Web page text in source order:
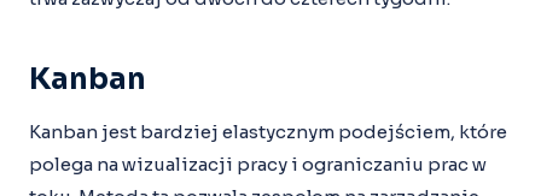
Kanban
Kanban jest bardziej elastycznym podejściem, które
polega na wizualizacji pracy i ograniczaniu prac w